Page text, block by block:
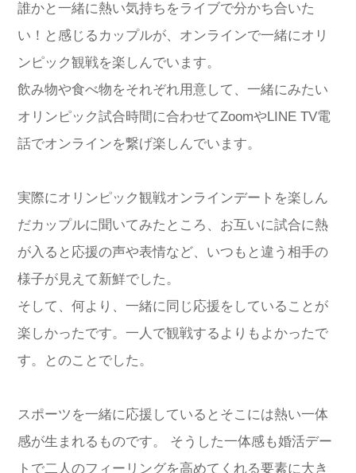
誰かと一緒に熱い気持ちをライブで分かち合いた
い！と感じるカップルが、オンラインで一緒にオリ
ンピック観戦を楽しんでいます。
飲み物や食べ物をそれぞれ用意して、一緒にみたい
オリンピック試合時間に合わせてZoomやLINE TV電
話でオンラインを繋げ楽しんでいます。
実際にオリンピック観戦オンラインデートを楽しん
だカップルに聞いてみたところ、お互いに試合に熱
が入ると応援の声や表情など、いつもと違う相手の
様子が見えて新鮮でした。
そして、何より、一緒に同じ応援をしていることが
楽しかったです。一人で観戦するよりもよかったで
す。とのことでした。
スポーツを一緒に応援しているとそこには熱い一体
感が生まれるものです。 そうした一体感も婚活デー
トで二人のフィーリングを高めてくれる要素に大き